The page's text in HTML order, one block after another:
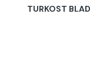
TURKOST